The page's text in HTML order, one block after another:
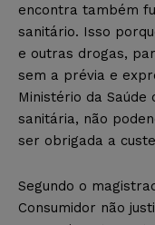
encontra também
sanitário. Isso
e outras drogas,
sem a prévia e
Ministério da
sanitária, não
ser obrigada a
Segundo o
Consumidor não